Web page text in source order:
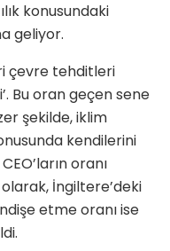
konusundaki
geliyor.
çevre tehditleri
Bu oran geçen sene
şekilde, iklim
kendilerini
oranı
olarak, İngiltere’deki
etme oranı ise